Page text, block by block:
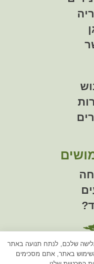
שלכם, לנתח תנועה באתר
באתר, אתם מסכימים